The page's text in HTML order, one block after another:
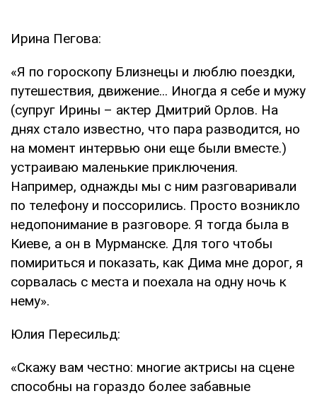
Ирина Пегова:
«Я по гороскопу Близнецы и люблю поездки,
путешествия, движение... Иногда я себе и мужу
(супруг Ирины – актер Дмитрий Орлов. На
днях стало известно, что пара разводится, но
на момент интервью они еще были вместе.)
устраиваю маленькие приключения.
Например, однажды мы с ним разговаривали
по телефону и поссорились. Просто возникло
недопонимание в разговоре. Я тогда была в
Киеве, а он в Мурманске. Для того чтобы
помириться и показать, как Дима мне дорог, я
сорвалась с места и поехала на одну ночь к
нему».
Юлия Пересильд:
«Скажу вам честно: многие актрисы на сцене
способны на гораздо более забавные